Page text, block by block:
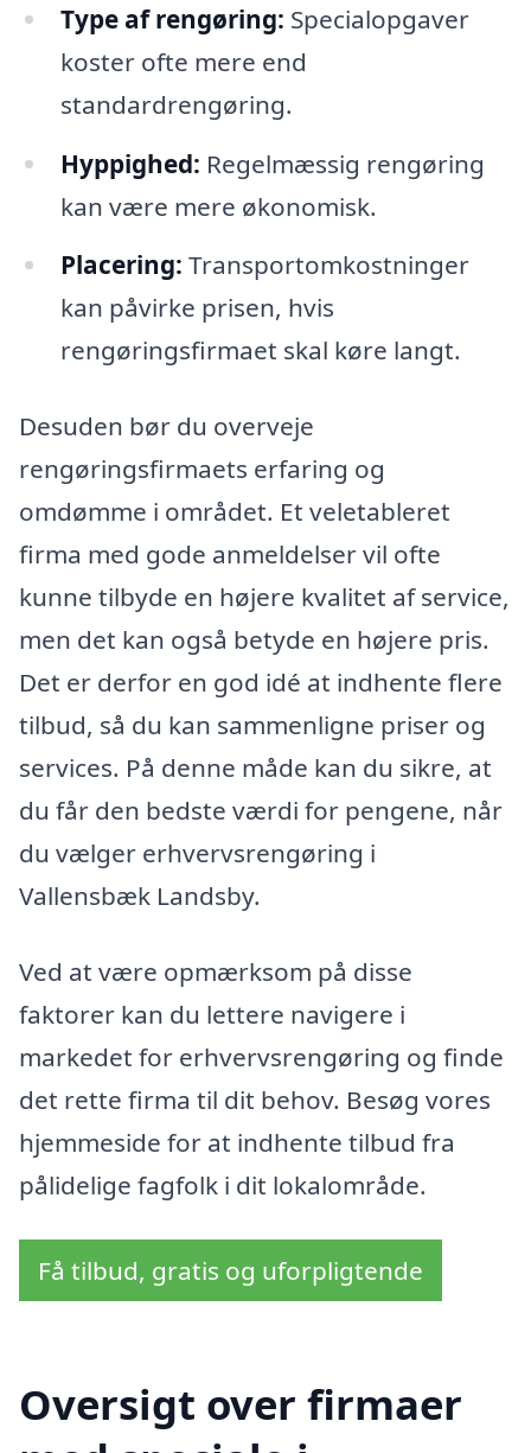
Type af rengøring: Specialopgaver
koster ofte mere end
standardrengøring.
Hyppighed: Regelmæssig rengøring
kan være mere økonomisk.
Placering: Transportomkostninger
kan påvirke prisen, hvis
rengøringsfirmaet skal køre langt.
Desuden bør du overveje
rengøringsfirmaets erfaring og
omdømme i området. Et veletableret
firma med gode anmeldelser vil ofte
kunne tilbyde en højere kvalitet af service,
men det kan også betyde en højere pris.
Det er derfor en god idé at indhente flere
tilbud, så du kan sammenligne priser og
services. På denne måde kan du sikre, at
du får den bedste værdi for pengene, når
du vælger erhvervsrengøring i
Vallensbæk Landsby.
Ved at være opmærksom på disse
faktorer kan du lettere navigere i
markedet for erhvervsrengøring og finde
det rette firma til dit behov. Besøg vores
hjemmeside for at indhente tilbud fra
pålidelige fagfolk i dit lokalområde.
Få tilbud, gratis og uforpligtende
Oversigt over firmaer